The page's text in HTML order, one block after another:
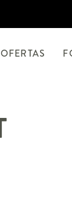
OFERTAS